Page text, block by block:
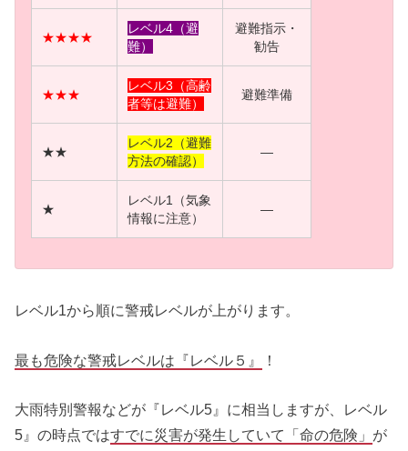
★★★★
レベル4（避
難）
避難指示・
勧告
★★★
レベル3（高齢
者等は避難）
避難準備
★★
レベル2（避難
方法の確認）
—
★
レベル1（気象
情報に注意）
—
レベル1から順に警戒レベルが上がります。
最も危険な警戒レベルは『レベル５』 ！
大雨特別警報などが『レベル5』に相当しますが、レベル
5』の時点ではすでに災害が発生していて「命の危険」 が